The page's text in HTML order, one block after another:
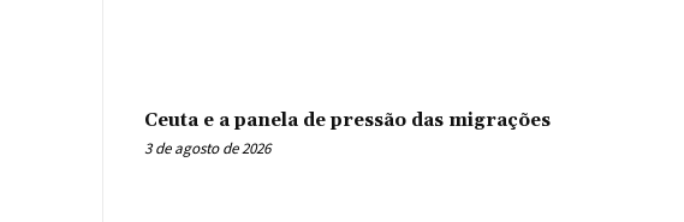
Ceuta e a panela de pressão das migrações
3 de agosto de 2026